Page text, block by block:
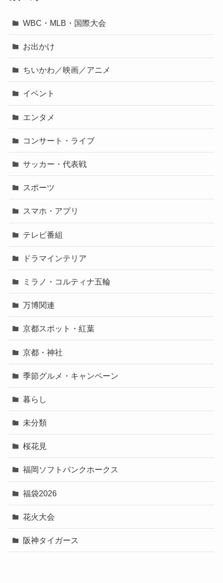
WBC・MLB・国際大会
お出かけ
ちいかわ／映画／アニメ
イベント
エンタメ
コンサート・ライブ
サッカー・代表戦
スポーツ
スマホ・アプリ
テレビ番組
ドラマインテリア
ミラノ・コルティナ五輪
万博関連
京都スポット・紅葉
京都・神社
季節グルメ・キャンペーン
暮らし
未分類
桜花見
福岡ソフトバンクホークス
福袋2026
花火大会
阪神タイガース